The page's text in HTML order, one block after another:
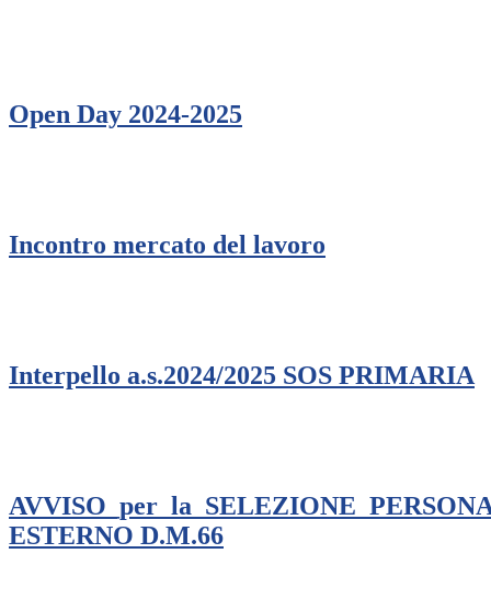
Open Day 2024-2025
Incontro mercato del lavoro
Interpello a.s.2024/2025 SOS PRIMARIA
ESTERNO D.M.66